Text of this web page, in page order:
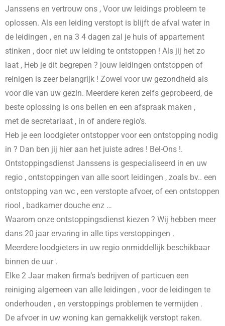
Janssens en vertrouw ons , Voor uw leidings probleem te
oplossen. Als een leiding verstopt is blijft de afval water in
de leidingen , en na 3 4 dagen zal je huis of appartement
stinken , door niet uw leiding te ontstoppen ! Als jij het zo
laat , Heb je dit begrepen ? jouw leidingen ontstoppen of
reinigen is zeer belangrijk ! Zowel voor uw gezondheid als
voor die van uw gezin. Meerdere keren zelfs geprobeerd, de
beste oplossing is ons bellen en een afspraak maken ,
met de secretariaat , in of andere regio’s.
Heb je een loodgieter ontstopper voor een ontstopping nodig
in ? Dan ben jij hier aan het juiste adres ! Bel-Ons !.
Ontstoppingsdienst Janssens is gespecialiseerd in en uw
regio , ontstoppingen van alle soort leidingen , zoals bv.. een
ontstopping van wc , een verstopte afvoer, of een ontstoppen
riool , badkamer douche enz …
Waarom onze ontstoppingsdienst kiezen ? Wij hebben meer
dans 20 jaar ervaring in alle tips verstoppingen .
Meerdere loodgieters in uw regio onmiddellijk beschikbaar
binnen de uur .
Elke 2 Jaar maken firma’s bedrijven of particuen een
reiniging algemeen van alle leidingen , voor de leidingen te
onderhouden , en verstoppings problemen te vermijden .
De afvoer in uw woning kan gemakkelijk verstopt raken.